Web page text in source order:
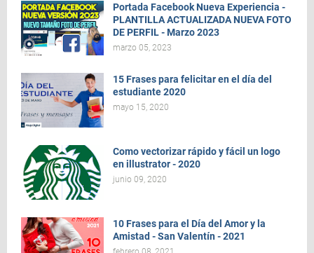
Portada Facebook Nueva Experiencia -
PLANTILLA ACTUALIZADA NUEVA FOTO
DE PERFIL - Marzo 2023
marzo 05, 2023
15 Frases para felicitar en el día del
estudiante 2020
mayo 15, 2020
Como vectorizar rápido y fácil un logo
en illustrator - 2020
junio 09, 2020
10 Frases para el Día del Amor y la
Amistad - San Valentín - 2021